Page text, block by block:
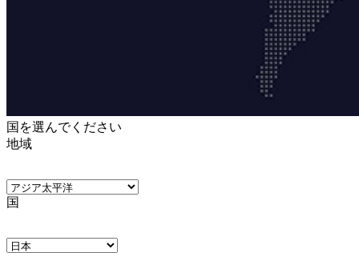
国を選んでください
地域
国